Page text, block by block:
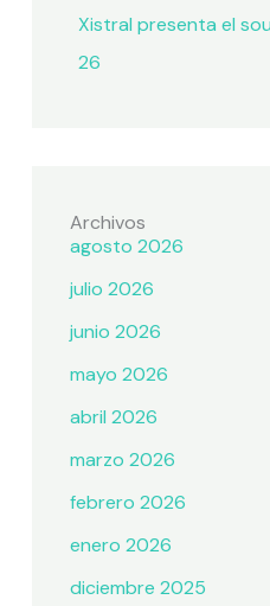
Xistral presenta el
26
Archivos
agosto 2026
julio 2026
junio 2026
mayo 2026
abril 2026
marzo 2026
febrero 2026
enero 2026
diciembre 2025